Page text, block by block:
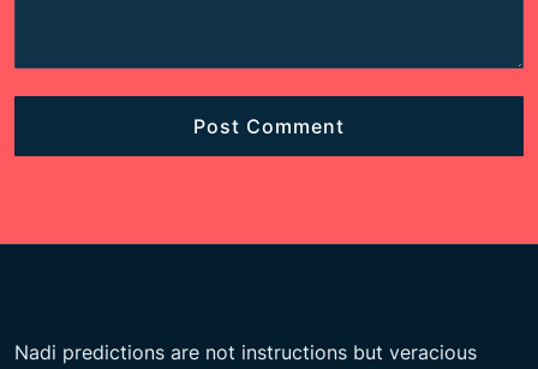
Nadi predictions are not instructions but veracious